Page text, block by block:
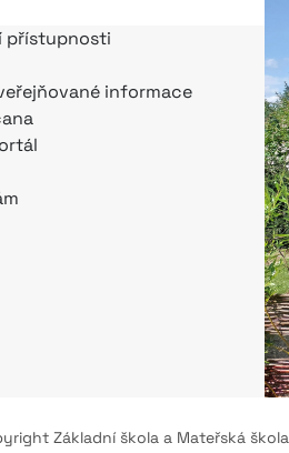
přístupnosti
informace
Základní škola a Mateřská